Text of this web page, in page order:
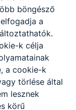
hirtelen
az ellátásban
a
a
böngésző
a
k célja
a cookie-k
törlése által
lesznek
körű